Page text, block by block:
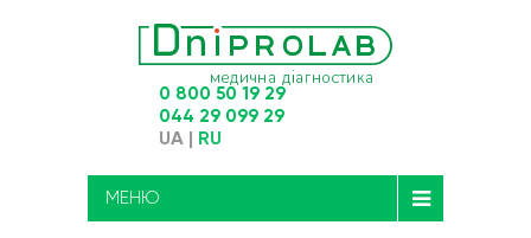
0 800 50 19 29
044 29 099 29
UA RU
МЕНЮ